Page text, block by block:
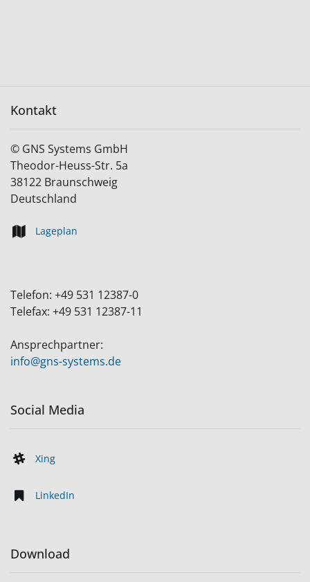
Kontakt
© GNS Systems GmbH
Theodor-Heuss-Str. 5a
38122 Braunschweig
Deutschland
Lageplan
Telefon: +49 531 12387-0
Telefax: +49 531 12387-11
Ansprechpartner:
info@gns-systems.de
Social Media
Xing
LinkedIn
Download